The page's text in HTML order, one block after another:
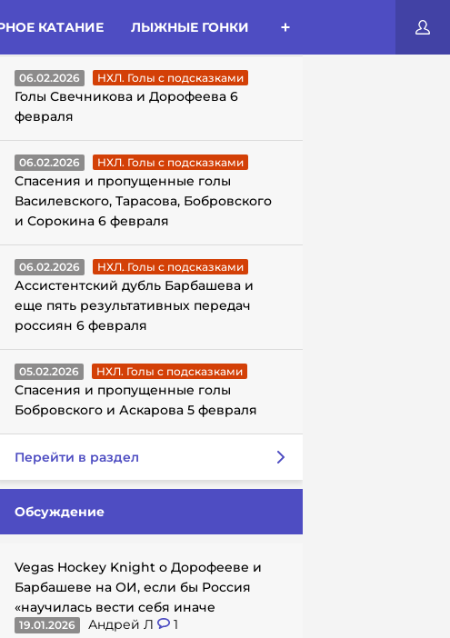
КАТАНИЕ ЛЫЖНЫЕ ГОНКИ
ГОЛЫ С ПОДСКАЗКАМИ
06.02.2026 НХЛ. Голы с подсказками
Голы Свечникова и Дорофеева 6
февраля
06.02.2026 НХЛ. Голы с подсказками
Спасения и пропущенные голы
Василевского, Тарасова, Бобровского
и Сорокина 6 февраля
06.02.2026 НХЛ. Голы с подсказками
Ассистентский дубль Барбашева и
еще пять результативных передач
россиян 6 февраля
05.02.2026 НХЛ. Голы с подсказками
Спасения и пропущенные голы
Бобровского и Аскарова 5 февраля
Перейти в раздел
Обсуждение
Vegas Hockey Knight о Дорофееве и
Барбашеве на ОИ, если бы Россия
«научилась вести себя иначе
19.01.2026 Андрей Л 1